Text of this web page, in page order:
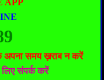
अपना समय ख़राब न करें
संपर्क करें